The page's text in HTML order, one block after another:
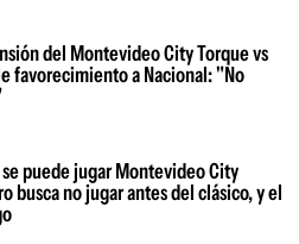
del Montevideo City Torque vs
favorecimiento a Nacional: "No
puede jugar Montevideo City
busca no jugar antes del clásico, y el